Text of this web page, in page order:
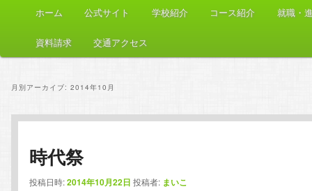
メ
メ
イ
ン
コ
ン
テ
サ
ブ
コ
ン
テ
ン
ホーム 公式サイト 学校紹介 コース紹介 就職・
資料請求 交通アクセス
月別アーカイブ:2014年10月
時代祭
投稿日時:2014年10月22日 投稿者: まいこ